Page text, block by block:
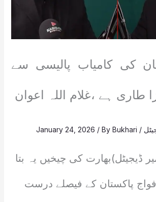
کی کامیاب پالیسی سے
طاری ہے ،غلام اللہ اعوان
/
January 24, 2026 / ByBukhari
ڈیجیٹل)بھارت کی چیخیں یہ بتا
پاکستان کے فیصلے درست